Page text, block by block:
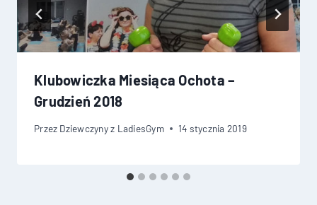
Klubowiczka Miesiąca Ochota –
Grudzień 2018
Przez Dziewczyny z LadiesGym 14 stycznia 2019